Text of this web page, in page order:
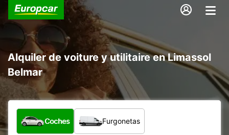
Alquiler de voiture y utilitaire en Limassol
Belmar
¿Qué tipo de vehículo?
Coches Furgonetas